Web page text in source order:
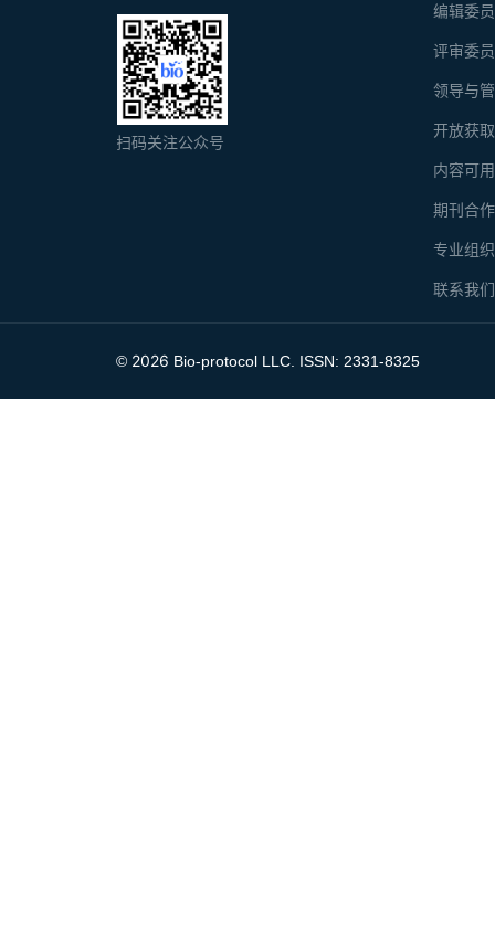
编辑委
评审委
领导与
开放获
内容可
期刊合
专业组
联系我们
扫码关注公众号
© 2026 Bio-protocol LLC. ISSN: 2331-8325